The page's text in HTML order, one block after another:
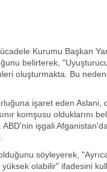
sevgi seli
Kurumu Başkan
belirterek,
oluşturmakta. Bu
işaret eden Aslani,
komşusu olduklarını
işgali
söyleyerek,
olabilir" ifadesini